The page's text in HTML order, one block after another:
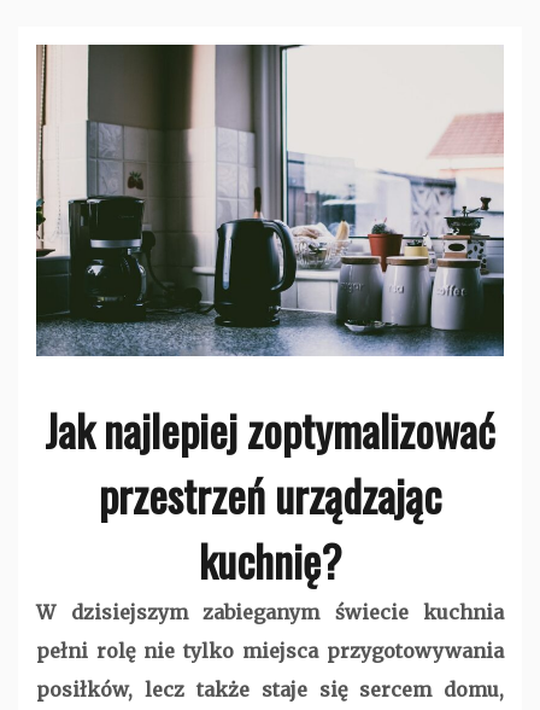
Jak najlepiej zoptymalizować
przestrzeń urządzając
kuchnię?
W dzisiejszym zabieganym świecie kuchnia
pełni rolę nie tylko miejsca przygotowywania
posiłków, lecz także staje się sercem domu,